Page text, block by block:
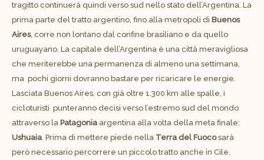
tragitto continuerà quindi verso sud nello stato dell’Argentina. La
prima parte del tratto argentino, fino alla metropoli di Buenos
Aires, corre non lontano dal confine brasiliano e da quello
uruguayano. La capitale dell’Argentina è una città meravigliosa
che meriterebbe una permanenza di almeno una settimana,
ma pochi giorni dovranno bastare per ricaricare le energie.
Lasciata Buenos Aires, con già oltre 1.300 km alle spalle, i
cicloturisti punteranno decisi verso l’estremo sud del mondo
attraverso la Patagonia argentina alla volta della meta finale:
Ushuaia. Prima di mettere piede nella Terra del Fuocosarà
però necessario percorrere un piccolo tratto anche in Cile.